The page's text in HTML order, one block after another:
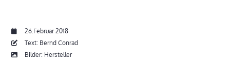
26.Februar 2018
Text: Bernd Conrad
Bilder: Hersteller